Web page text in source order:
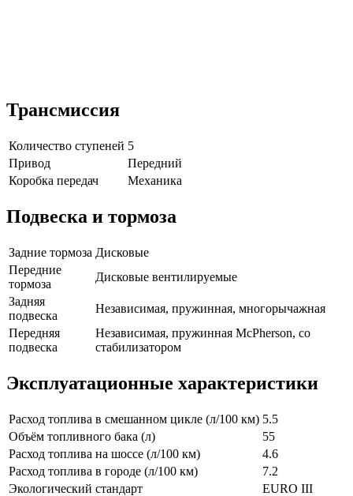
Трансмиссия
Количество ступеней 5
Привод
Передний
Коробка передач
Механика
Подвеска и тормоза
Задние тормоза Дисковые
Передние
тормоза
Дисковые вентилируемые
Задняя
подвеска
Независимая, пружинная, многорычажная
Передняя
подвеска
Независимая, пружинная McPherson, со
стабилизатором
Эксплуатационные характеристики
Расход топлива в смешанном цикле (л/100 км) 5.5
Объём топливного бака (л)
55
Расход топлива на шоссе (л/100 км)
4.6
Расход топлива в городе (л/100 км)
7.2
Экологический стандарт
EURO III